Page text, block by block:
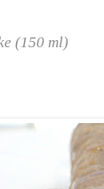
(150 ml)